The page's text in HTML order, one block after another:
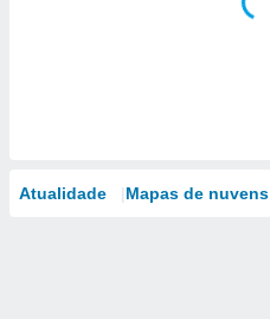
Atualidade Mapas de nuvens